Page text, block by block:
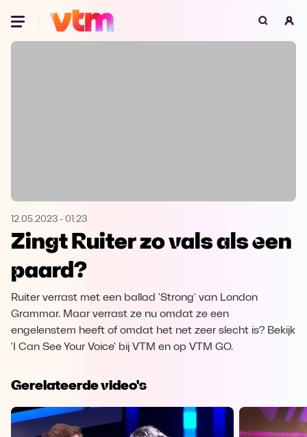
Oeps, browser niet ondersteund
Microsoft Edge Download
Opera
12.05.2023 - 01:23
Zingt Ruiter zo vals als een
paard?
Ruiter verrast met een ballad 'Strong' van London
Grammar. Maar verrast ze nu omdat ze een
engelenstem heeft of omdat het net zeer slecht is? Bekijk
'I Can See Your Voice' bij VTM en op VTM GO.
Gerelateerde video's